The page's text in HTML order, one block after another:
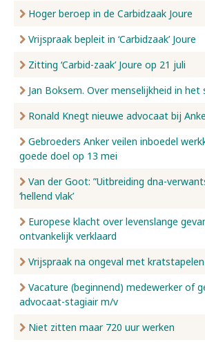
Hoger beroep in de Carbidzaak Joure
Vrijspraak bepleit in ‘Carbidzaak’ Joure
Zitting ‘Carbid-zaak’ Joure op 21 juli
Jan Boksem. Over menselijkheid in
Ronald Knegt nieuwe advocaat bij
Gebroeders Anker veilen inboedel
goede doel op 13 mei
Van der Goot: ”Uitbreiding dna-
‘hellend vlak’
Europese klacht over levenslange
ontvankelijk verklaard
Vrijspraak na ongeval met kratstapelen
Vacature (beginnend) medewerker of
advocaat-stagiair m/v
Niet zitten maar 720 uur werken